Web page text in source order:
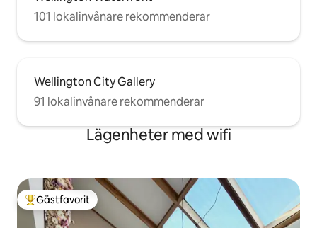
101 lokalinvånare rekommenderar
Wellington City Gallery
91 lokalinvånare rekommenderar
Lägenheter med wifi
Populär gästfavorit
Gästfavorit